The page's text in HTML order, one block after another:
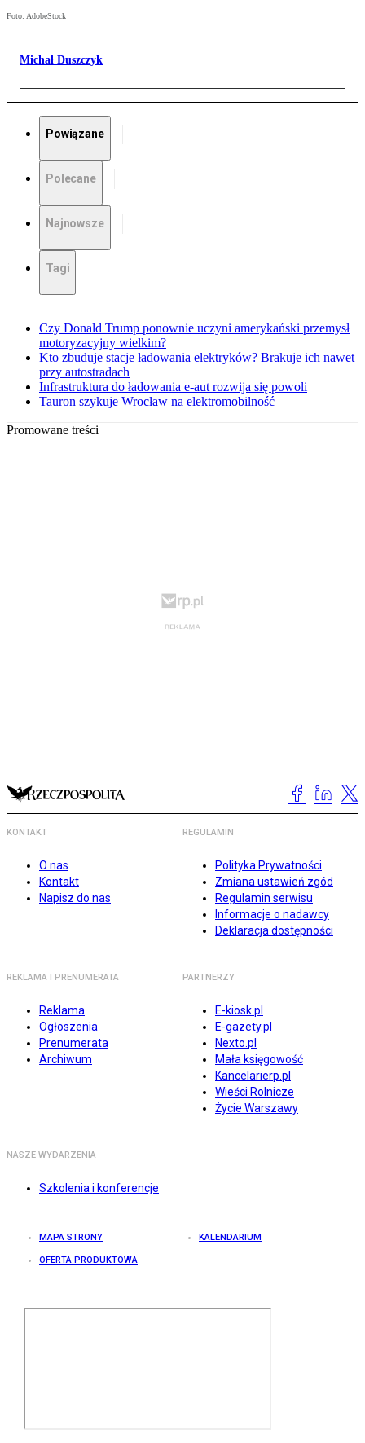
Foto: AdobeStock
Michał Duszczyk
Powiązane
Polecane
Najnowsze
Tagi
Czy Donald Trump ponownie uczyni amerykański przemysł
motoryzacyjny wielkim?
Kto zbuduje stacje ładowania elektryków? Brakuje ich nawet
przy autostradach
Infrastruktura do ładowania e-aut rozwija się powoli
Tauron szykuje Wrocław na elektromobilność
Promowane treści
KONTAKT
O nas
Kontakt
Napisz do nas
REGULAMIN
Polityka Prywatności
Zmiana ustawień zgód
Regulamin serwisu
Informacje o nadawcy
Deklaracja dostępności
REKLAMA I PRENUMERATA
Reklama
Ogłoszenia
Prenumerata
Archiwum
PARTNERZY
E-kiosk.pl
E-gazety.pl
Nexto.pl
Mała księgowość
Kancelarierp.pl
Wieści Rolnicze
Życie Warszawy
NASZE WYDARZENIA
Szkolenia i konferencje
MAPA STRONY KALENDARIUM
OFERTA PRODUKTOWA